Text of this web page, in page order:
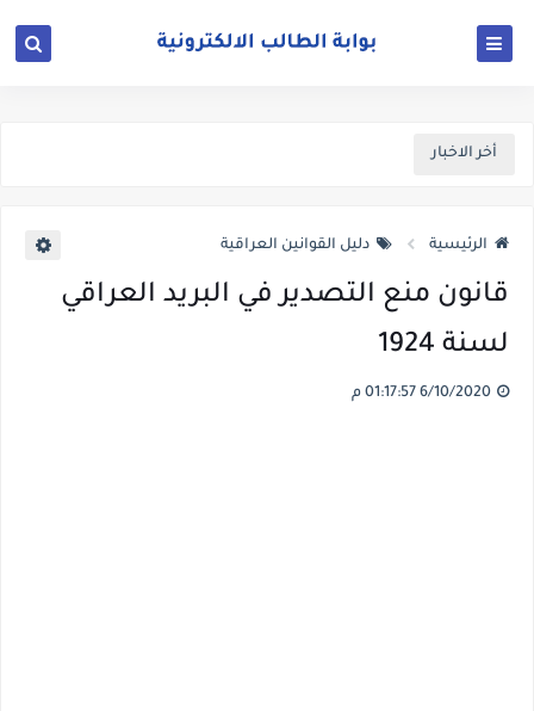
أخر الاخبار
الرئيسية دليل القوانين العراقية
قانون منع التصدير في البريد العراقي
لسنة 1924